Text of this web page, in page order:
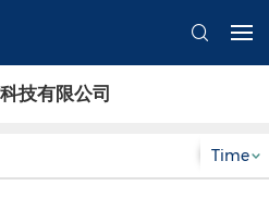
技有限公司
Time